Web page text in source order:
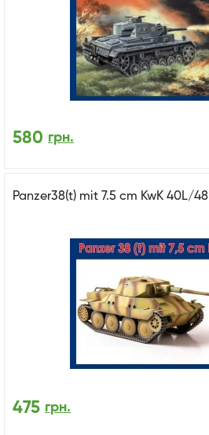
580 грн.
Panzer38(t) mit 7.5 cm KwK 40L/48
475 грн.